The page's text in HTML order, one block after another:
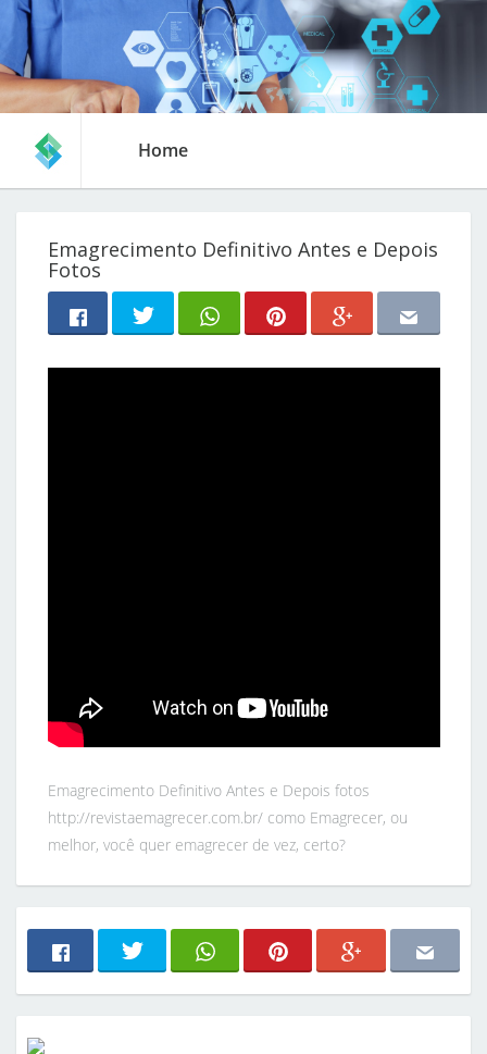
Home
Emagrecimento Definitivo Antes e Depois
Fotos
Emagrecimento Definitivo Antes e Depois fotos
http://revistaemagrecer.com.br/ como Emagrecer, ou
melhor, você quer emagrecer de vez, certo?